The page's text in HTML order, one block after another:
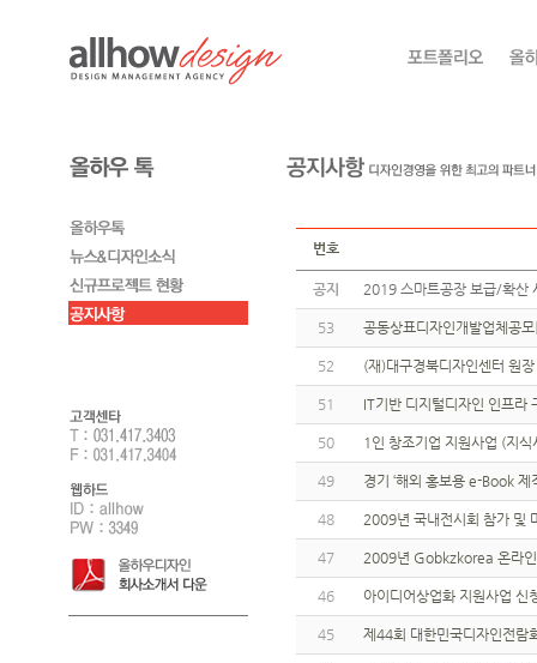
번호
공지 2019 스마트공장 보급/확
53 공동상표디자인개발업체공
52 (재)대구경북디자인센터 원
51 IT기반 디지털디자인 인프라
50 1인 창조기업 지원사업 (지
49 경기 ‘해외 홍보용 e-Book
48 2009년 국내전시회 참가 및
47 2009년 Gobkzkorea 온라
46 아이디어상업화 지원사업 신
45 제44회 대한민국디자인전람